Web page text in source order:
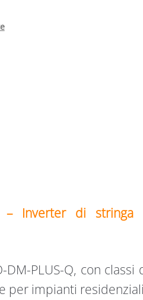
Inverter di stringa
PLUS-Q, con classi
per impianti